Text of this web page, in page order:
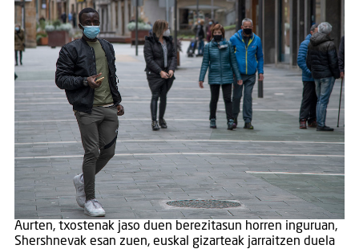
Aurten, txostenak jaso duen berezitasun horren inguruan,
Shershnevak esan zuen, euskal gizarteak jarraitzen duela